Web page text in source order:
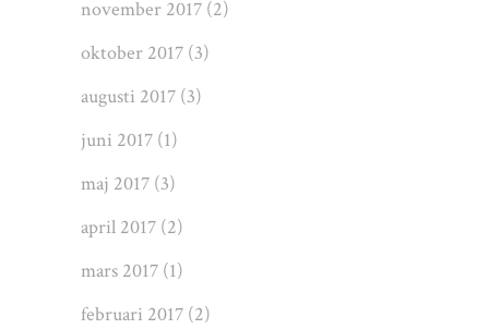
november 2017 (2)
oktober 2017 (3)
augusti 2017 (3)
juni 2017 (1)
maj 2017 (3)
april 2017 (2)
mars 2017 (1)
februari 2017 (2)